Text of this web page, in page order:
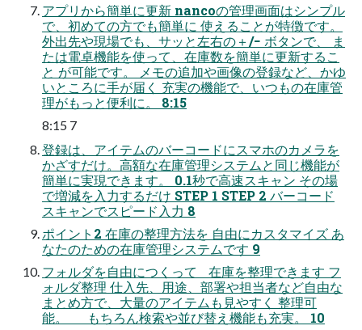
アプリから簡単に更新 nancoの管理画面はシンプル
で、初めての方でも簡単に 使えることが特徴です。
外出先や現場でも、サッと左右の＋/− ボタンで、 ま
たは電卓機能を使って、在庫数を簡単に更新するこ
と が可能です。 メモの追加や画像の登録など、かゆ
いところに手が届く 充実の機能で、いつもの在庫管
理がもっと便利に。 8:15
8:15 7
登録は、アイテムのバーコードにスマホのカメラを
かざすだけ。高額な在庫管理システムと同じ機能が
簡単に実現できます。 0.1秒で高速スキャン その場
で増減を入力するだけ STEP 1 STEP 2 バーコード
スキャンでスピード入力 8
ポイント2 在庫の整理方法を 自由にカスタマイズ あ
なたのための在庫管理システムです 9
フォルダを自由につくって 在庫を整理できます フ
ォルダ整理 仕入先、用途、部署や担当者など自由な
まとめ方で、大量のアイテムも見やすく 整理可
能。 もちろん検索や並び替え機能も充実。 10